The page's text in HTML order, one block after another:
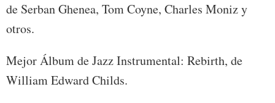
de Serban Ghenea, Tom Coyne, Charles Moniz y
otros.
Mejor Álbum de Jazz Instrumental: Rebirth, de
William Edward Childs.